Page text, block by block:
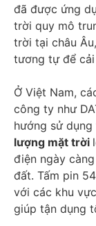
đã được ứng
trời quy mô
trời tại châu
tương tự để
Ở Việt Nam,
công ty như
hướng sử
lượng mặt trời
điện ngày
đất. Tấm pin
với các khu
giúp tận dụng